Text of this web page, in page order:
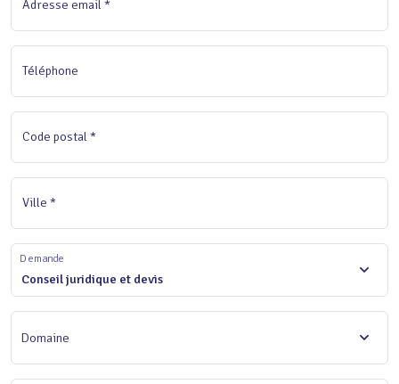
Adresse email *
Téléphone
Code postal *
Ville *
Conseil juridique et devis
Demande
Domaine